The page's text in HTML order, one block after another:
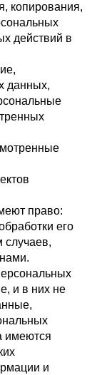
копирования,
действий в
данных,
право:
его
случаев,
и в них не
имеются
и